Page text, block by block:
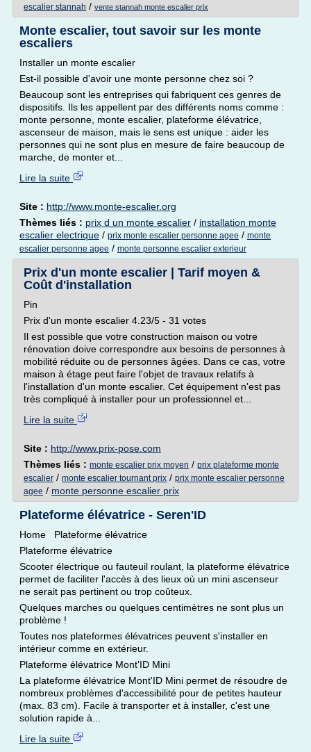
escalier stannah / vente stannah monte escalier prix
Monte escalier, tout savoir sur les monte
escaliers
Installer un monte escalier
Est-il possible d'avoir une monte personne chez soi ?
Beaucoup sont les entreprises qui fabriquent ces genres de
dispositifs. Ils les appellent par des différents noms comme :
monte personne, monte escalier, plateforme élévatrice,
ascenseur de maison, mais le sens est unique : aider les
personnes qui ne sont plus en mesure de faire beaucoup de
marche, de monter et...
Lire la suite
Site : http://www.monte-escalier.org
Thèmes liés : prix d un monte escalier / installation monte
escalier electrique / prix monte escalier personne agee / monte
escalier personne agee / monte personne escalier exterieur
Prix d'un monte escalier | Tarif moyen &
Coût d'installation
Pin
Prix d'un monte escalier 4.23/5 - 31 votes
Il est possible que votre construction maison ou votre
rénovation doive correspondre aux besoins de personnes à
mobilité réduite ou de personnes âgées. Dans ce cas, votre
maison à étage peut faire l'objet de travaux relatifs à
l'installation d'un monte escalier. Cet équipement n'est pas
très compliqué à installer pour un professionnel et...
Lire la suite
Site : http://www.prix-pose.com
Thèmes liés : monte escalier prix moyen / prix plateforme monte
escalier / monte escalier tournant prix / prix monte escalier personne
agee / monte personne escalier prix
Plateforme élévatrice - Seren'ID
Home Plateforme élévatrice
Plateforme élévatrice
Scooter électrique ou fauteuil roulant, la plateforme élévatrice
permet de faciliter l'accès à des lieux où un mini ascenseur
ne serait pas pertinent ou trop coûteux.
Quelques marches ou quelques centimètres ne sont plus un
problème !
Toutes nos plateformes élévatrices peuvent s'installer en
intérieur comme en extérieur.
Plateforme élévatrice Mont'ID Mini
La plateforme élévatrice Mont'ID Mini permet de résoudre de
nombreux problèmes d'accessibilité pour de petites hauteur
(max. 83 cm). Facile à transporter et à installer, c'est une
solution rapide à...
Lire la suite